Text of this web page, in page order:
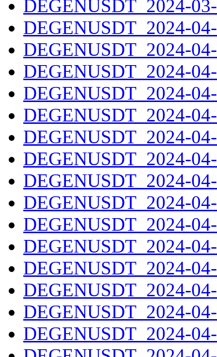
DEGENUSDT_2024-
DEGENUSDT_2024-
DEGENUSDT_2024-
DEGENUSDT_2024-
DEGENUSDT_2024-
DEGENUSDT_2024-
DEGENUSDT_2024-
DEGENUSDT_2024-
DEGENUSDT_2024-
DEGENUSDT_2024-
DEGENUSDT_2024-
DEGENUSDT_2024-
DEGENUSDT_2024-
DEGENUSDT_2024-
DEGENUSDT_2024-
DEGENUSDT_2024-